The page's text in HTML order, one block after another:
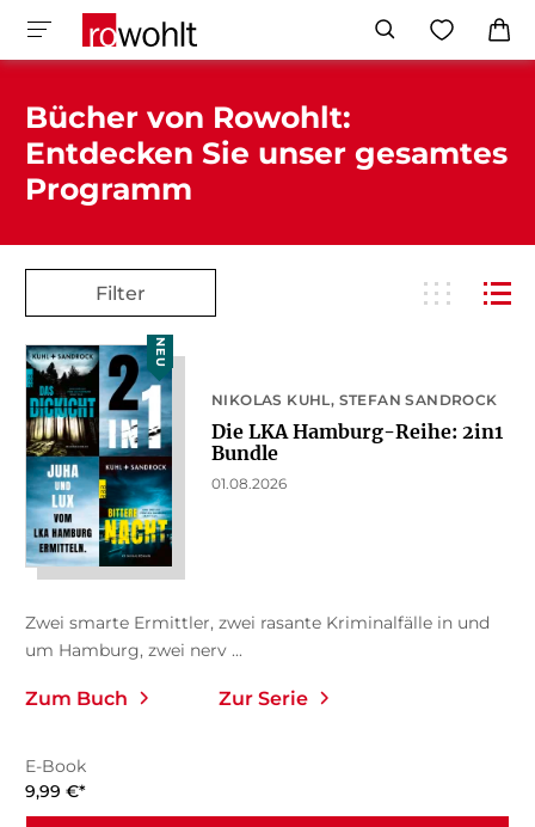
Bücher von Rowohlt:
Entdecken Sie unser gesamtes
Programm
Filter
NEU
NIKOLAS KUHL STEFAN SANDROCK
Die LKA Hamburg-Reihe: 2in1
Bundle
01.08.2026
Zwei smarte Ermittler, zwei rasante Kriminalfälle in und
um Hamburg, zwei nerv ...
Zum Buch Zur Serie
E-Book
9,99 €*